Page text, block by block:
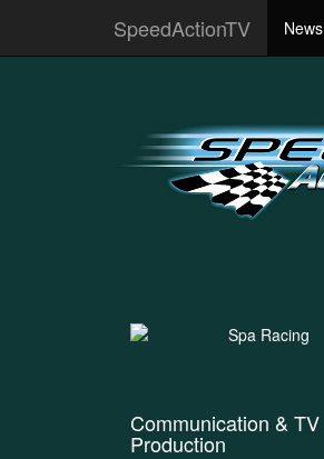
SpeedActionTV News
Communication & TV
Production